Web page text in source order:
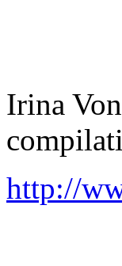
Irina
http://